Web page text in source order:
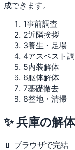
成できます。
1事前調査
2近隣挨拶
3養生・足場
4アスベスト
5内装解体
6躯体解体
7基礎撤去
8整地・清掃
✨ 兵庫の解
📱 ブラウザで完結